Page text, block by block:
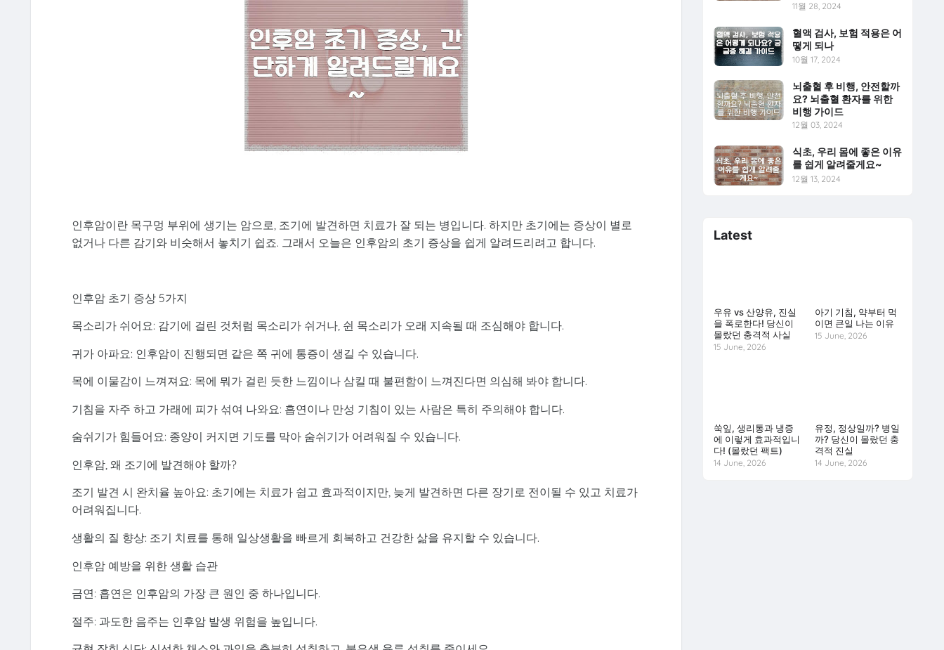
인후암이란 목구멍 부위에 생기는 암으로, 조기에 발견하면 치료가 잘 되는 병입니다. 하지만 초기에는 증상이 별로
없거나 다른 감기와 비슷해서 놓치기 쉽죠. 그래서 오늘은 인후암의 초기 증상을 쉽게 알려드리려고 합니다.
인후암 초기 증상 5가지
목소리가 쉬어요: 감기에 걸린 것처럼 목소리가 쉬거나, 쉰 목소리가 오래 지속될 때 조심해야 합니다.
귀가 아파요: 인후암이 진행되면 같은 쪽 귀에 통증이 생길 수 있습니다.
목에 이물감이 느껴져요: 목에 뭐가 걸린 듯한 느낌이나 삼킬 때 불편함이 느껴진다면 의심해 봐야 합니다.
기침을 자주 하고 가래에 피가 섞여 나와요: 흡연이나 만성 기침이 있는 사람은 특히 주의해야 합니다.
숨쉬기가 힘들어요: 종양이 커지면 기도를 막아 숨쉬기가 어려워질 수 있습니다.
인후암, 왜 조기에 발견해야 할까?
조기 발견 시 완치율 높아요: 초기에는 치료가 쉽고 효과적이지만, 늦게 발견하면 다른 장기로 전이될 수 있고 치료가
어려워집니다.
생활의 질 향상: 조기 치료를 통해 일상생활을 빠르게 회복하고 건강한 삶을 유지할 수 있습니다.
인후암 예방을 위한 생활 습관
금연: 흡연은 인후암의 가장 큰 원인 중 하나입니다.
절주: 과도한 음주는 인후암 발생 위험을 높입니다.
11월 28, 2024
혈액 검사, 보험 적용은 어
떻게 되나
10월 17, 2024
뇌출혈 후 비행, 안전할까
요? 뇌출혈 환자를 위한
비행 가이드
12월 03, 2024
식초, 우리 몸에 좋은 이유
를 쉽게 알려줄게요~
12월 13, 2024
Latest
우유 vs 산양유, 진실
을 폭로한다! 당신이
몰랐던 충격적 사실
15 June, 2026
아기 기침, 약부터 먹
이면 큰일 나는 이유
15 June, 2026
쑥잎, 생리통과 냉증
에 이렇게 효과적입니
다! (몰랐던 팩트)
14 June, 2026
유정, 정상일까? 병일
까? 당신이 몰랐던 충
격적 진실
14 June, 2026